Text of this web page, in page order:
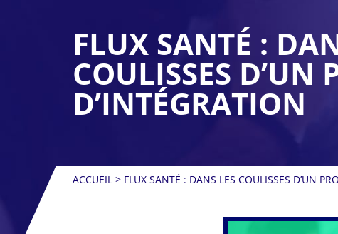
FLUX SANTÉ :
COULISSES D’UN
D’INTÉGRATION
ACCUEIL > FLUX SANTÉ : DANS LES COULISSES D’UN